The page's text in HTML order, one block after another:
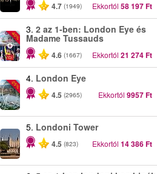
4.7 (1949) Ekkortól 58 197 Ft
-40%
3. 2 az 1-ben: London Eye és
Madame Tussauds
4.6 (1667) Ekkortól 21 274 Ft
-25%
4. London Eye
4.5 (2965) Ekkortól 9957 Ft
5. Londoni Tower
4.5 (823) Ekkortól 14 386 Ft